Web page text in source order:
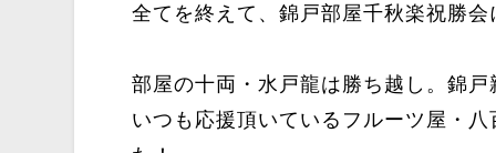
全てを終えて、錦戸部屋千秋楽祝勝
部屋の十両・水戸龍は勝ち越し。錦
いつも応援頂いているフルーツ屋・